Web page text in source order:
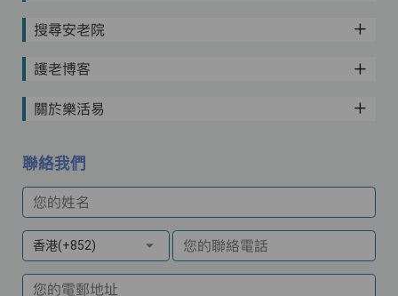
搜尋安老院
護老博客
關於樂活易
聯絡我們
您的姓名
香港(+852) 您的聯絡電話
您的電郵地址